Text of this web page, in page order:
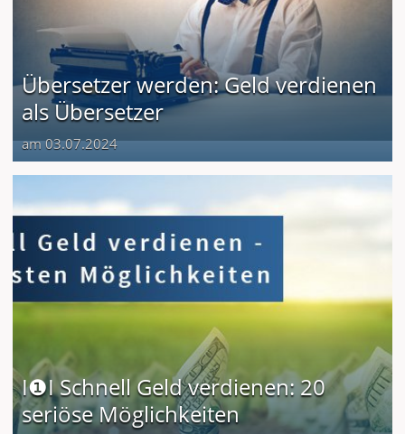
Übersetzer werden: Geld verdienen
als Übersetzer
am 03.07.2024
I❶I Schnell Geld verdienen: 20
seriöse Möglichkeiten